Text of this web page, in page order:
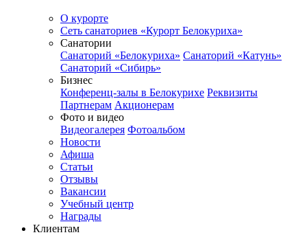
О курорте
Сеть санаториев «Курорт Белокуриха»
Санатории
Санаторий «Белокуриха» Санаторий «Катунь»
Санаторий «Сибирь»
Бизнес
Конференц-залы в Белокурихе Реквизиты
Партнерам Акционерам
Фото и видео
Видеогалерея Фотоальбом
Новости
Афиша
Статьи
Отзывы
Вакансии
Учебный центр
Награды
Клиентам